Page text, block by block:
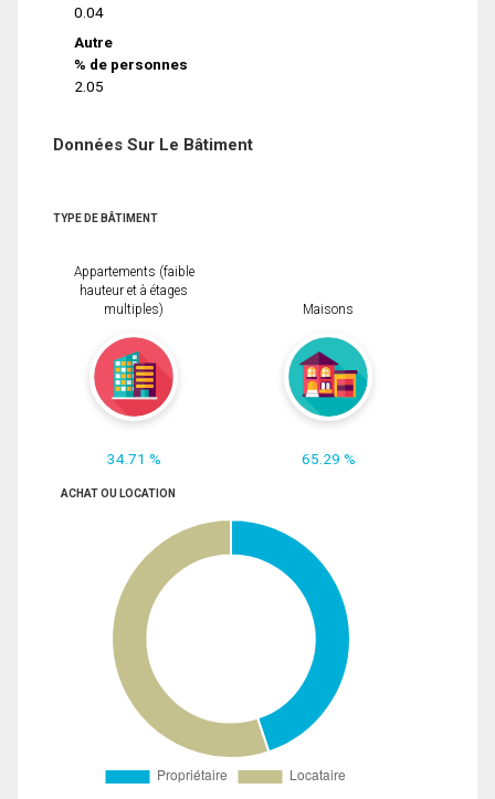
0.04
Autre
% de personnes
2.05
Données Sur Le Bâtiment
TYPE DE BÂTIMENT
Appartements (faible
hauteur et à étages
multiples)
34.71 %
Maisons
65.29 %
ACHAT OU LOCATION